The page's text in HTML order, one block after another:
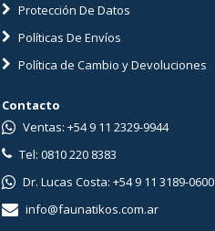
Protección De Datos
Políticas De Envíos
Política de Cambio y Devoluciones
Contacto
Ventas: +54 9 11 2329-9944
Tel: 0810 220 8383
Dr. Lucas Costa: +54 9 11 3189-0600
info@faunatikos.com.ar